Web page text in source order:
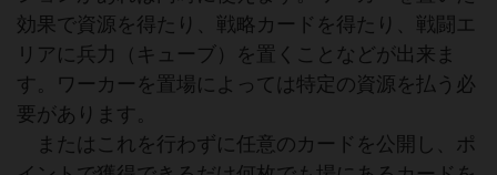
効果で資源を得たり、戦略カードを得たり、戦闘エ
リアに兵力（キューブ）を置くことなどが出来ま
す。ワーカーを置場によっては特定の資源を払う必
要があります。
またはこれを行わずに任意のカードを公開し、ポ